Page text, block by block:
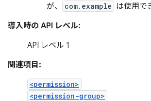
が、
com.example は使用で
導入時の API レベル:
API レベル 1
関連項目:
<permission>
<permission-group>